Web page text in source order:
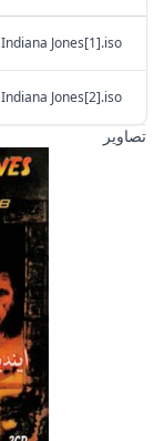
Indiana Jones[1].iso
Indiana Jones[2].iso
تصاویر